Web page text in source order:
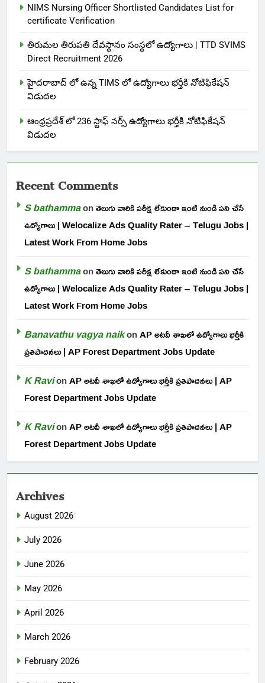
NIMS Nursing Officer Shortlisted Candidates List for
certificate Verification
తిరుమల తిరుపతి దేవస్థానం సంస్థలో ఉద్యోగాలు | TTD SVIMS
Direct Recruitment 2026
హైదరాబాద్ లో ఉన్న TIMS లో ఉద్యోగాలు భర్తీకి నోటిఫికేషన్
విడుదల
ఆంధ్రప్రదేశ్ లో 236 స్టాఫ్ నర్స్ ఉద్యోగాలు భర్తీకి నోటిఫికేషన్
విడుదల
Recent Comments
S bathammaonతెలుగు వారికి పరీక్ష లేకుండా ఇంటి నుండి పని చేసే
ఉద్యోగాలు | Welocalize Ads Quality Rater – Telugu Jobs |
Latest Work From Home Jobs
S bathammaonతెలుగు వారికి పరీక్ష లేకుండా ఇంటి నుండి పని చేసే
ఉద్యోగాలు | Welocalize Ads Quality Rater – Telugu Jobs |
Latest Work From Home Jobs
Banavathu vagya naikonAP అటవీ శాఖలో ఉద్యోగాలు భర్తీకి
ప్రతిపాదనలు | AP Forest Department Jobs Update
K RavionAP అటవీ శాఖలో ఉద్యోగాలు భర్తీకి ప్రతిపాదనలు | AP
Forest Department Jobs Update
K RavionAP అటవీ శాఖలో ఉద్యోగాలు భర్తీకి ప్రతిపాదనలు | AP
Forest Department Jobs Update
Archives
August 2026
July 2026
June 2026
May 2026
April 2026
March 2026
February 2026